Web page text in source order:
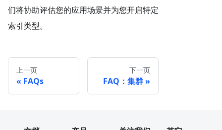
们将协助评估您的应用场景并为您开启特定
索引类型。
上一页
FAQs
下一页
FAQ：集群